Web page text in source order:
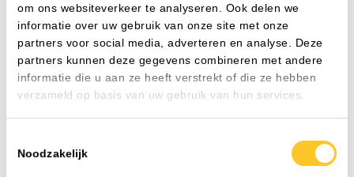
om ons websiteverkeer te analyseren. Ook delen we
informatie over uw gebruik van onze site met onze
partners voor social media, adverteren en analyse. Deze
partners kunnen deze gegevens combineren met andere
informatie die u aan ze heeft verstrekt of die ze hebben
verzameld op basis van uw gebruik van hun services.
Noodzakelijk
Inbouwspot CB53-4 rond kantelbaar MR16 zwart